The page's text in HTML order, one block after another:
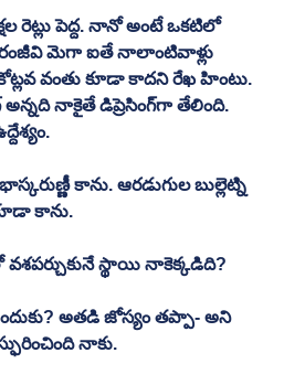
రెట్లు పెద్ద. నానో అంటే ఒకటిలో
మెగా ఐతే నాలాంటివాళ్లు
వంతు కూడా కాదని రేఖ హింటు.
డిప్రెసింగ్‌గా తేలింది.
కాను. ఆరడుగుల బుల్లెట్ని
కాను.
స్థాయి నాకెక్కడిది?
అతడి జోస్యం తప్పా- అని
నాకు.